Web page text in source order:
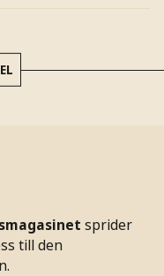
sprider
till den